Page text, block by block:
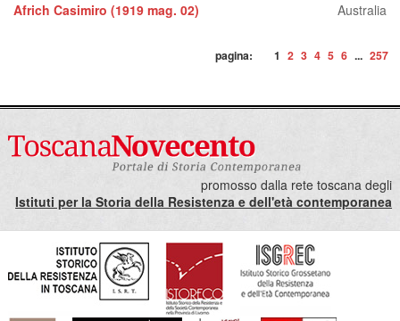
Africh Casimiro (1919 mag. 02)
Australia
pagina: 1 2 3 4 5 6 ... 257
promosso dalla rete toscana degli
Istituti per la Storia della Resistenza e dell'età contemporanea